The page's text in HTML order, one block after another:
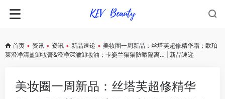
首页 • 资讯 • 资讯 • 新品速递 • 美妆圈一周新品：丝塔芙超修精华霜；欧珀
莱澄净清盈卸妆膏&澄净深澈卸妆油；卡姿兰猫猫防晒隔离… | 新品速递
美妆圈一周新品：丝塔芙超修精华